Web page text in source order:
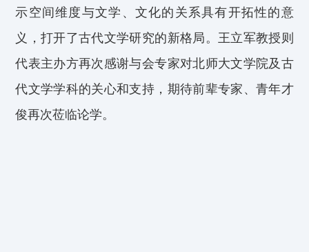
示空间维度与文学 、 文化的 关系具有开拓性的意
义 ，打开了古代文学研究的新格局。 王立军教授 则
代表主办方再次感谢与会专家对北师大文学院及古
代文学学科的关心和支持，期待前辈专家、青年才
俊再次莅临论学。